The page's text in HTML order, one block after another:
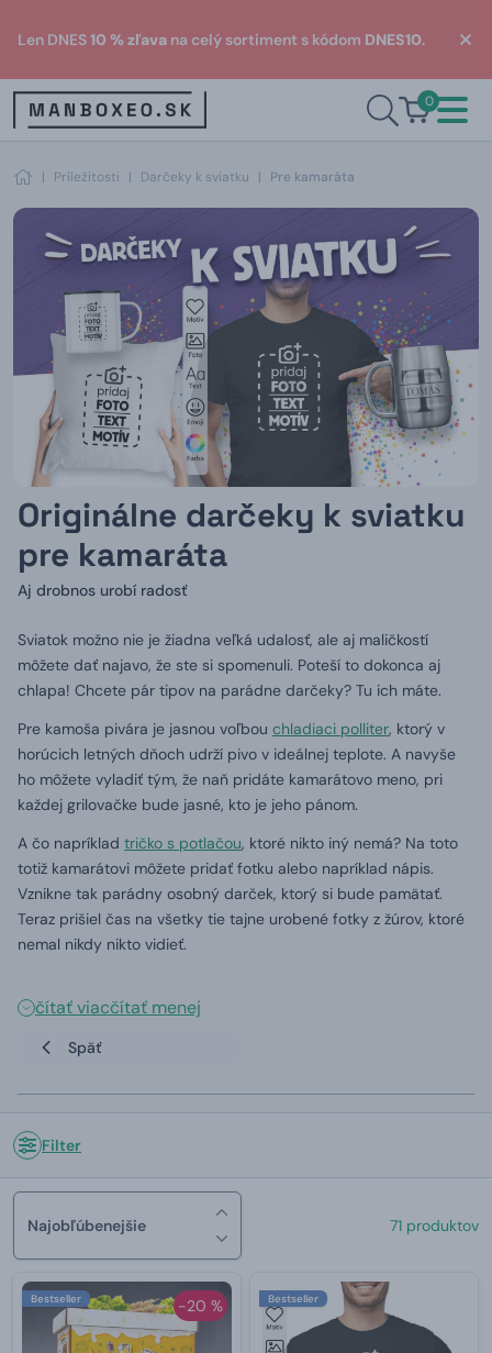
Len DNES10 % zľava na celý sortiment s kódom DNES10.
0
| Príležitosti | Darčeky k sviatku | Pre kamaráta
Originálne darčeky k sviatku
pre kamaráta
Aj drobnos urobí radosť
Sviatok možno nie je žiadna veľká udalosť, ale aj maličkostí
môžete dať najavo, že ste si spomenuli. Poteší to dokonca aj
chlapa! Chcete pár tipov na parádne darčeky? Tu ich máte.
Pre kamoša pivára je jasnou voľbou chladiaci polliter, ktorý v
horúcich letných dňoch udrží pivo v ideálnej teplote. A navyše
ho môžete vyladiť tým, že naň pridáte kamarátovo meno, pri
každej grilovačke bude jasné, kto je jeho pánom.
A čo napríklad tričko s potlačou, ktoré nikto iný nemá? Na toto
totiž kamarátovi môžete pridať fotku alebo napríklad nápis.
Vznikne tak parádny osobný darček, ktorý si bude pamätať.
Teraz prišiel čas na všetky tie tajne urobené fotky z žúrov, ktoré
nemal nikdy nikto vidieť.
čítať viacčítať menej
Späť
Filter
Najobľúbenejšie 71 produktov
-20 %
Bestseller Bestseller